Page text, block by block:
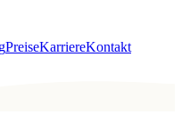
PreiseKarriereKontakt